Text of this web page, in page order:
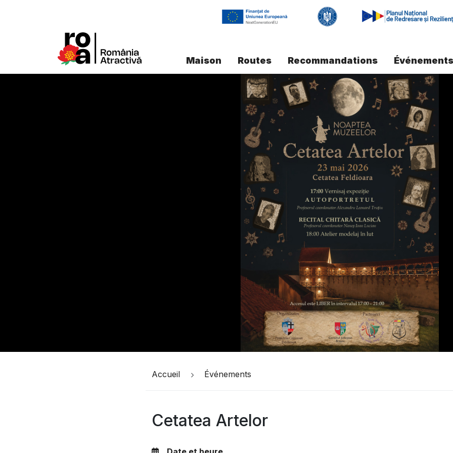
Maison Routes Recommandations Événements
Accueil Événements
Cetatea Artelor